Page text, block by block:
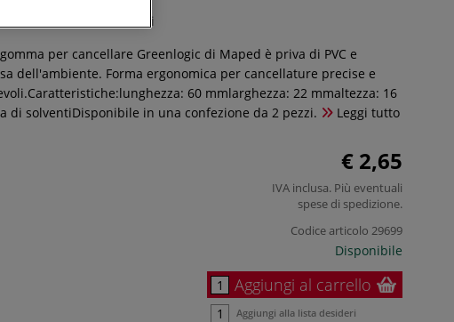
0 recensioni
per cancellare Greenlogic di Maped è priva di PVC e
dell'ambiente. Forma ergonomica per cancellature precise e
60 mmlarghezza: 22 mmaltezza: 16
di solventiDisponibile in una confezione da 2 pezzi.
Leggi tutto
€ 2,65
IVA inclusa. Più eventuali
spese di spedizione.
Codice articolo 29699
Disponibile
Aggiungi al carrello
Aggiungi alla lista desideri